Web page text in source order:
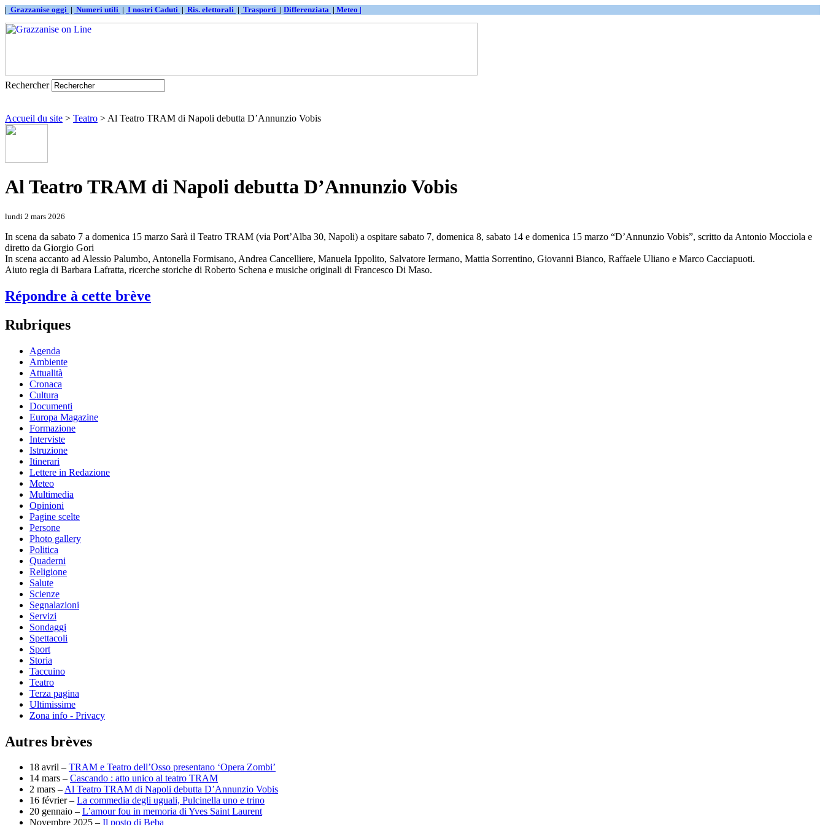
| Grazzanise oggi | Numeri utili | I nostri Caduti | Ris. elettorali | Trasporti | Differenziata | Meteo |
Rechercher
Accueil du site > Teatro > Al Teatro TRAM di Napoli debutta D’Annunzio Vobis
Al Teatro TRAM di Napoli debutta D’Annunzio Vobis
lundi 2 mars 2026
In scena da sabato 7 a domenica 15 marzo Sarà il Teatro TRAM (via Port’Alba 30, Napoli) a ospitare sabato 7, domenica 8, sabato 14 e domenica 15 marzo “D’Annunzio Vobis”, scritto da Antonio Mocciola e
diretto da Giorgio Gori
In scena accanto ad Alessio Palumbo, Antonella Formisano, Andrea Cancelliere, Manuela Ippolito, Salvatore Iermano, Mattia Sorrentino, Giovanni Bianco, Raffaele Uliano e Marco Cacciapuoti.
Aiuto regia di Barbara Lafratta, ricerche storiche di Roberto Schena e musiche originali di Francesco Di Maso.
Répondre à cette brève
Rubriques
Agenda
Ambiente
Attualità
Cronaca
Cultura
Documenti
Europa Magazine
Formazione
Interviste
Istruzione
Itinerari
Lettere in Redazione
Meteo
Multimedia
Opinioni
Pagine scelte
Persone
Photo gallery
Politica
Quaderni
Religione
Salute
Scienze
Segnalazioni
Servizi
Sondaggi
Spettacoli
Sport
Storia
Taccuino
Teatro
Terza pagina
Ultimissime
Zona info - Privacy
Autres brèves
18 avril – TRAM e Teatro dell’Osso presentano ‘Opera Zombi’
14 mars – Cascando : atto unico al teatro TRAM
2 mars –Al Teatro TRAM di Napoli debutta D’Annunzio Vobis
16 février – La commedia degli uguali, Pulcinella uno e trino
20 gennaio – L’amour fou in memoria di Yves Saint Laurent
Novembre 2025 – Il posto di Beba